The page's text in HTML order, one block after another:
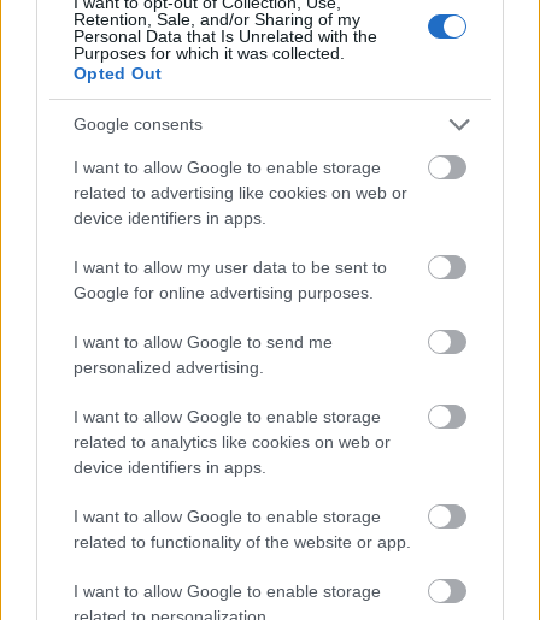
Retention, Sale, and/or Sharing of my
Personal Data that Is Unrelated with the
Purposes for which it was collected.
Opted Out
Google consents
I want to allow Google to enable storage
related to advertising like cookies on web or
device identifiers in apps.
I want to allow my user data to be sent to
Google for online advertising purposes.
I want to allow Google to send me
personalized advertising.
I want to allow Google to enable storage
related to analytics like cookies on web or
device identifiers in apps.
I want to allow Google to enable storage
related to functionality of the website or app.
I want to allow Google to enable storage
related to personalization.
személyi hitel piac
money.hu: Visszafogott
kamatemelésekkel indul a nyári
személyi hitel szezon
Már 14 százalék felett a személyi
hitelek kamata
Megint személyi hitelekbe menekül a
lakosság
Az MKB Bank kínálatában is megjelent
a Minősített Fogyasztóbarát Személyi
Hitel
Január 25-től megkezdi a minősített
fogyasztóbarát személyi hitel
értékesítését a Budapest Bank
ÖSSZES CIKK >